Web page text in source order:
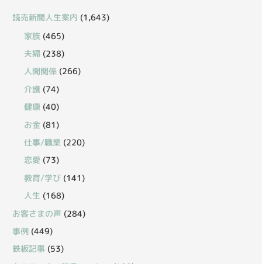
読売新聞人生案内 (1,643)
家族 (465)
夫婦 (238)
人間関係 (266)
介護 (74)
健康 (40)
お金 (81)
仕事/職業 (220)
恋愛 (73)
教育/学び (141)
人生 (168)
お客さまの声 (284)
事例 (449)
鉄板記事 (53)